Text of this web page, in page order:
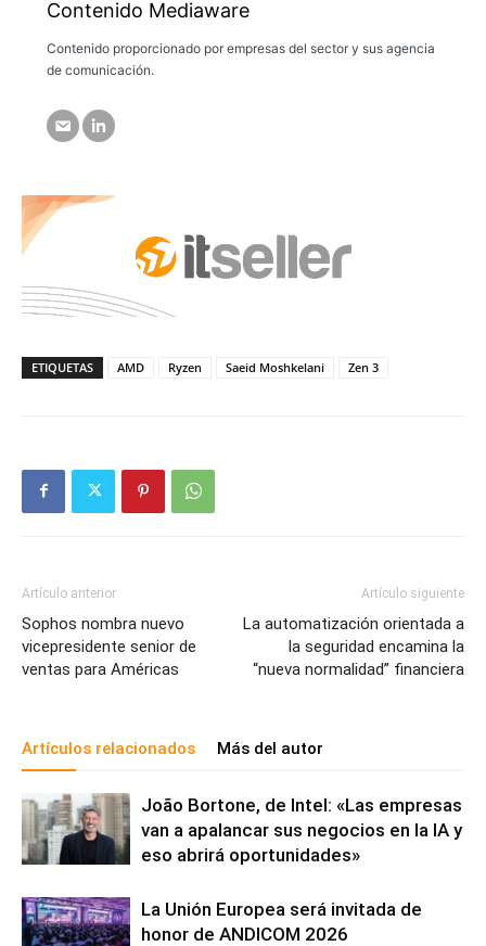
Contenido Mediaware
Contenido proporcionado por empresas del sector y sus agencia
de comunicación.
ETIQUETAS AMD Ryzen Saeid Moshkelani Zen 3
Artículo anterior
Sophos nombra nuevo
vicepresidente senior de
ventas para Américas
Artículo siguiente
La automatización orientada a
la seguridad encamina la
“nueva normalidad” financiera
Artículos relacionados Más del autor
João Bortone, de Intel: «Las empresas
van a apalancar sus negocios en la IA y
eso abrirá oportunidades»
La Unión Europea será invitada de
honor de ANDICOM 2026